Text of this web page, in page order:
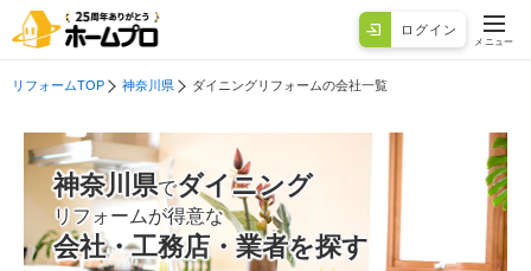
ログイン
メニュー
リフォームTOP 神奈川県 ダイニングリフォームの会社一覧
神奈川県でダイニング
リフォームが得意な
会社・工務店・業者を探す